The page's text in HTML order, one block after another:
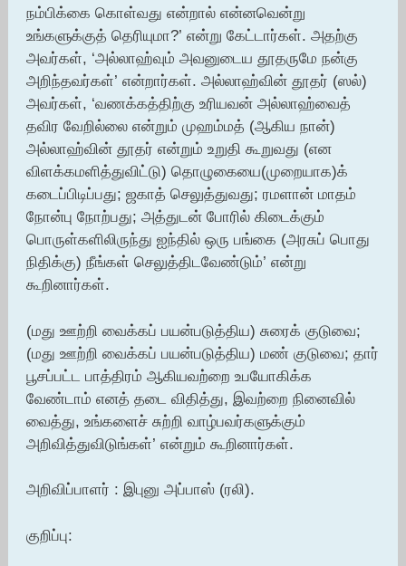
நம்பிக்கை கொள்வது என்றால் என்னவென்று
உங்களுக்குத் தெரியுமா?’ என்று கேட்டார்கள். அதற்கு
அவர்கள், ‘அல்லாஹ்வும் அவனுடைய தூதருமே நன்கு
அறிந்தவர்கள்’ என்றார்கள். அல்லாஹ்வின் தூதர் (ஸல்)
அவர்கள், ‘வணக்கத்திற்கு உரியவன் அல்லாஹ்வைத்
தவிர வேறில்லை என்றும் முஹம்மத் (ஆகிய நான்)
அல்லாஹ்வின் தூதர் என்றும் உறுதி கூறுவது (என
விளக்கமளித்துவிட்டு) தொழுகையை(முறையாக)க்
கடைப்பிடிப்பது; ஜகாத் செலுத்துவது; ரமளான் மாதம்
நோன்பு நோற்பது; அத்துடன் போரில் கிடைக்கும்
பொருள்களிலிருந்து ஐந்தில் ஒரு பங்கை (அரசுப் பொது
நிதிக்கு) நீங்கள் செலுத்திடவேண்டும்’ என்று
கூறினார்கள்.
(மது ஊற்றி வைக்கப் பயன்படுத்திய) சுரைக் குடுவை;
(மது ஊற்றி வைக்கப் பயன்படுத்திய) மண் குடுவை; தார்
பூசப்பட்ட பாத்திரம் ஆகியவற்றை உபயோகிக்க
வேண்டாம் எனத் தடை விதித்து, இவற்றை நினைவில்
வைத்து, உங்களைச் சுற்றி வாழ்பவர்களுக்கும்
அறிவித்துவிடுங்கள்’ என்றும் கூறினார்கள்.
அறிவிப்பாளர் : இபுனு அப்பாஸ் (ரலி).
குறிப்பு: